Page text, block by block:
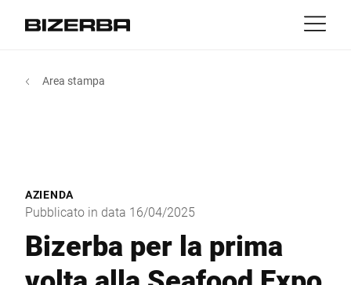
Experience
Servizi
MyBizerba
Asia
Australia
Area stampa
AZIENDA
Pubblicato in data 16/04/2025
Bizerba per la prima